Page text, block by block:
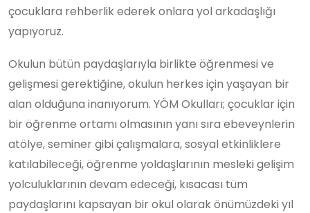
çocuklara rehberlik ederek onlara yol arkadaşlığı
yapıyoruz.
Okulun bütün paydaşlarıyla birlikte öğrenmesi ve
gelişmesi gerektiğine, okulun herkes için yaşayan bir
alan olduğuna inanıyorum. YÖM Okulları; çocuklar için
bir öğrenme ortamı olmasının yanı sıra ebeveynlerin
atölye, seminer gibi çalışmalara, sosyal etkinliklere
katılabileceği, öğrenme yoldaşlarının mesleki gelişim
yolculuklarının devam edeceği, kısacası tüm
paydaşlarını kapsayan bir okul olarak önümüzdeki yıl